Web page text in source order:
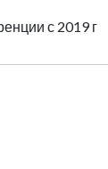
с 2019 г